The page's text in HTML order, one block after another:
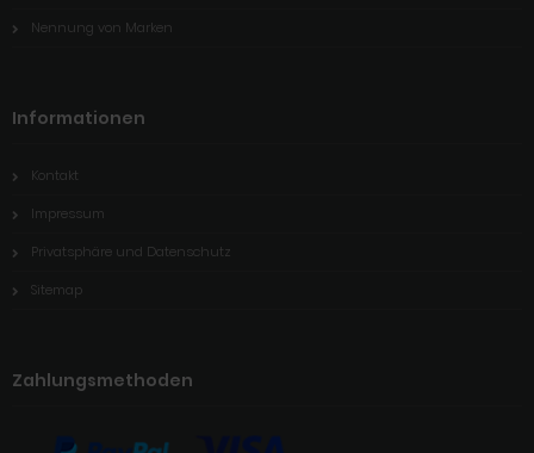
Nennung von Marken
Informationen
Kontakt
Impressum
Privatsphäre und Datenschutz
Sitemap
Zahlungsmethoden